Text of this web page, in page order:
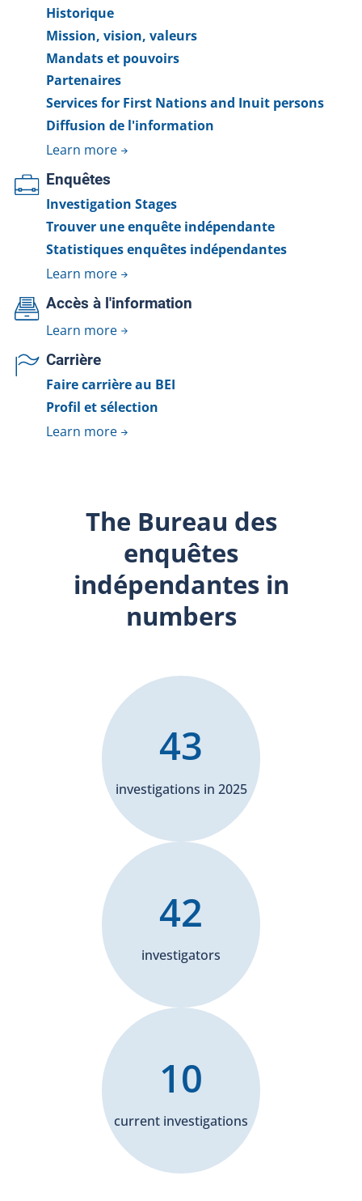
Historique
Mission, vision, valeurs
Mandats et pouvoirs
Partenaires
Services for First Nations and Inuit persons
Diffusion de l'information
Learn more
Enquêtes
Investigation Stages
Trouver une enquête indépendante
Statistiques enquêtes indépendantes
Learn more
Accès à l'information
Learn more
Carrière
Faire carrière au BEI
Profil et sélection
Learn more
The Bureau des
enquêtes
indépendantes in
numbers
investigations in 2025
43
investigators
42
current investigations
10